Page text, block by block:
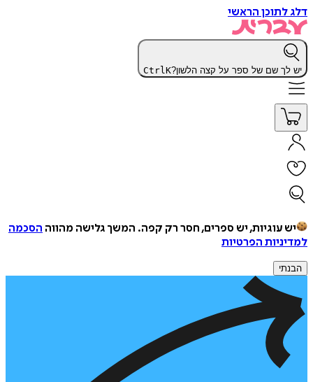
דלג לתוכן הראשי
יש לך שם של ספר על קצה הלשון? CtrlK
יש עוגיות, יש ספרים, חסר רק קפה. המשך גלישה מהווה הסכמה
למדיניות הפרטיות
הבנתי